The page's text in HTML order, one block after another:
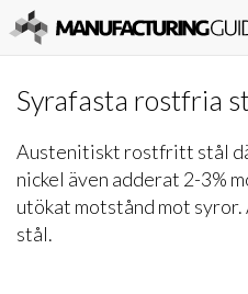
Syrafasta rostfria
Austenitiskt rostfritt stål
nickel även adderat 2-3%
utökat motstånd mot
stål.